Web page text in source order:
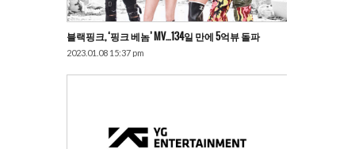
블랙핑크, ‘핑크 베놈’ MV…134일 만에 5억뷰 돌파
2023.01.08 15:37 pm